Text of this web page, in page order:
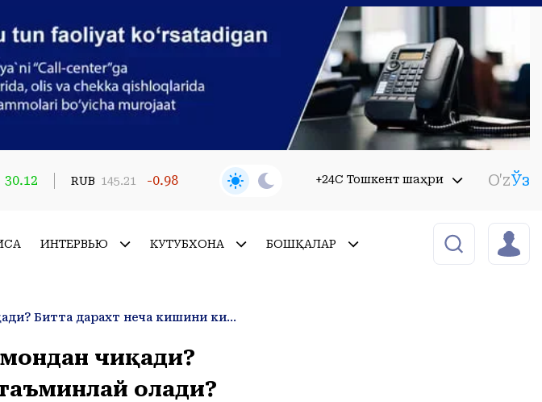
30.12 RUB 145.21 -0.98 +24C Тошкент шаҳри O'zЎз
ИНТЕРВЬЮ КУТУБХОНА БОШҚАЛАР
Қизиқарли фактлар: Венерада қуёш қайси томондан чиқади? Битта дарахт неча кишини кислород билан таъминлай олади?
чиқади?
олади?